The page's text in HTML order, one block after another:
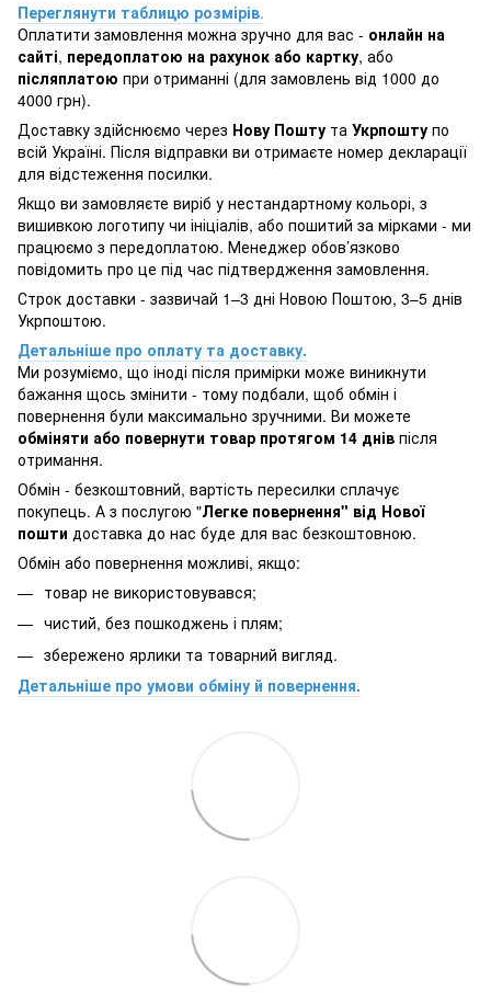
Переглянути таблицю розмірів.
Оплатити замовлення можна зручно для вас - онлайн на
сайті, передоплатою на рахунок або картку, або
післяплатою при отриманні (для замовлень від 1000 до
4000 грн).
Доставку здійснюємо через Нову Пошту та Укрпошту по
всій Україні. Після відправки ви отримаєте номер декларації
для відстеження посилки.
Якщо ви замовляєте виріб у нестандартному кольорі, з
вишивкою логотипу чи ініціалів, або пошитий за мірками - ми
працюємо з передоплатою. Менеджер обов’язково
повідомить про це під час підтвердження замовлення.
Строк доставки - зазвичай 1–3 дні Новою Поштою, 3–5 днів
Укрпоштою.
Детальніше про оплату та доставку.
Ми розуміємо, що іноді після примірки може виникнути
бажання щось змінити - тому подбали, щоб обмін і
повернення були максимально зручними. Ви можете
обміняти або повернути товар протягом 14 днів після
отримання.
Обмін - безкоштовний, вартість пересилки сплачує
покупець. А з послугою "Легке повернення" від Нової
пошти доставка до нас буде для вас безкоштовною.
Обмін або повернення можливі, якщо:
товар не використовувався;
чистий, без пошкоджень і плям;
збережено ярлики та товарний вигляд.
Детальніше про умови обміну й повернення.